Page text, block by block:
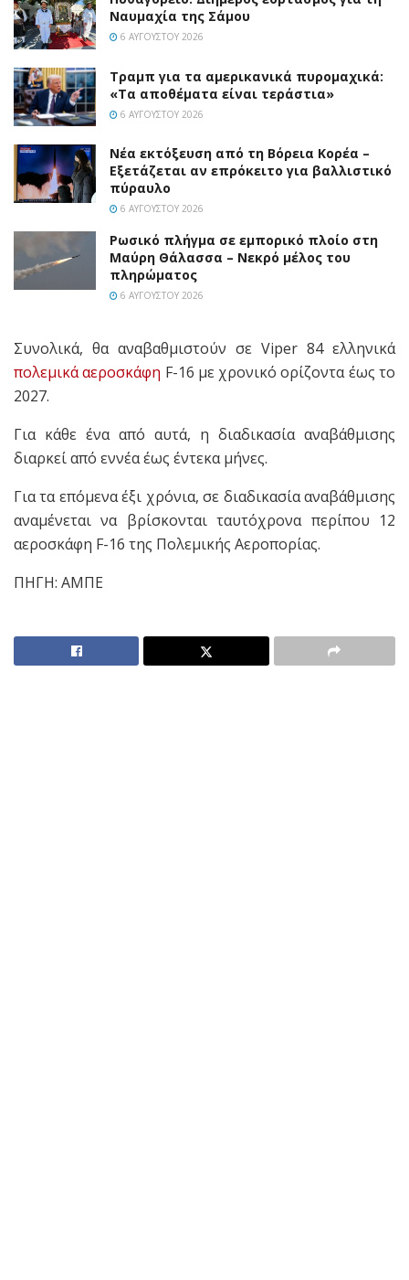
Ναυμαχία της Σάμου
6 ΑΥΓΟΎΣΤΟΥ 2026
Τραμπ για τα αμερικανικά πυρομαχικά:
«Τα αποθέματα είναι τεράστια»
6 ΑΥΓΟΎΣΤΟΥ 2026
Νέα εκτόξευση από τη Βόρεια Κορέα –
Εξετάζεται αν επρόκειτο για βαλλιστικό
πύραυλο
6 ΑΥΓΟΎΣΤΟΥ 2026
Ρωσικό πλήγμα σε εμπορικό πλοίο στη
Μαύρη Θάλασσα – Νεκρό μέλος του
πληρώματος
6 ΑΥΓΟΎΣΤΟΥ 2026
Συνολικά, θα αναβαθμιστούν σε Viper 84 ελληνικά
πολεμικά αεροσκάφη F-16 με χρονικό ορίζοντα έως το
2027.
Για κάθε ένα από αυτά, η διαδικασία αναβάθμισης
διαρκεί από εννέα έως έντεκα μήνες.
Για τα επόμενα έξι χρόνια, σε διαδικασία αναβάθμισης
αναμένεται να βρίσκονται ταυτόχρονα περίπου 12
αεροσκάφη F-16 της Πολεμικής Αεροπορίας.
ΠΗΓΗ: ΑΜΠΕ